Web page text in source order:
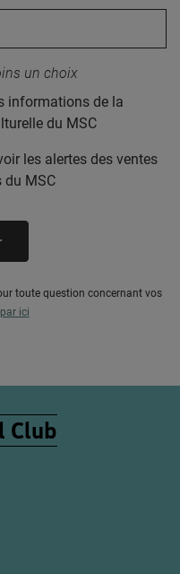
un choix
informations de la
du MSC
les alertes des ventes
du MSC
toute question concernant vos
ici
Club